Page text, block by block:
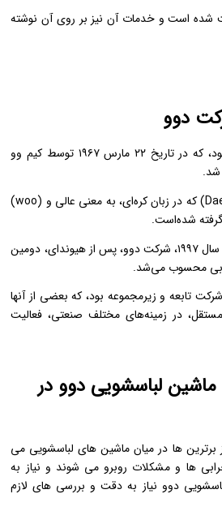
شده است و خدمات آن نیز بر روی آن نوشته
دوو
دوو شرکت خوشه‌ای کره‌ای بود، که در تاریخ ۲۲ مارس ۱۹۶۷ توسط کیم وو
شد.
نام شرکت دوو از دو بخش (Dae) که در زبان کره‌ای، به معنی عالی و (woo)
گرفته شده‌است.
تا پیش از بحران مالی آسیا در سال ۱۹۹۷، شرکت دوو، پس از هیوندای، دومین
محسوب می‌شد.
دوو دارای بیش از ۲۰ شرکت تابعه و زیرمجموعه بود، که بعضی از آنها
در زمینه‌های مختلف صنعتی، فعالیت
ماشین لباسشویی دوو در
ها در میان ماشین های لباسشویی می
ها و مشکلات روبرو می شوند و نیاز به
دوو نیاز به دقت و بررسی های لازم